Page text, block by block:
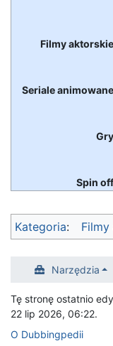
Filmy aktorskie
Seriale animowane
Gry
Spin off
Kategoria:
Narzędzia
Tę stronę ostatnio
22 lip 2026, 06:22.
O Dubbingpedii